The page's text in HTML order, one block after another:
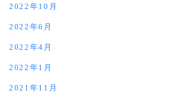
2022年10月
2022年6月
2022年4月
2022年1月
2021年11月